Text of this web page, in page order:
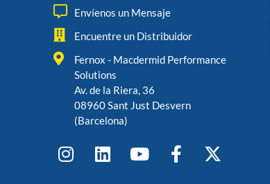
Envíenos un Mensaje
Encuentre un Distribuidor
Fernox - Macdermid Performance
Solutions
Av. de la Riera, 36
08960 Sant Just Desvern
(Barcelona)